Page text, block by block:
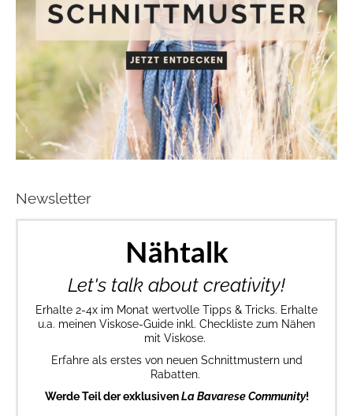
Newsletter
Nähtalk
Let's talk about creativity!
Erhalte 2-4x im Monat wertvolle Tipps & Tricks. Erhalte
u.a. meinen Viskose-Guide inkl. Checkliste zum Nähen
mit Viskose.
Erfahre als erstes von neuen Schnittmustern und
Rabatten.
Werde Teil der exklusivenLa Bavarese Community!